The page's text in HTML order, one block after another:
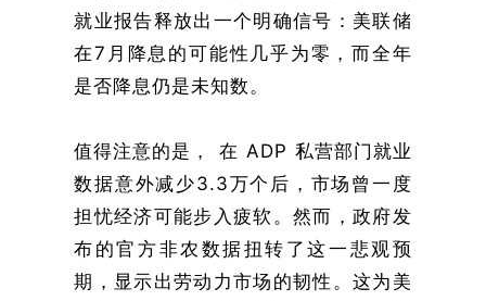
就业报告释放出一个明确信号：美联储
在7月降息的可能性几乎为零，而全年
是否降息仍是未知数。
值得注意的是， 在 ADP 私营部门就业
数据意外减少3.3万个后，市场曾一度
担忧经济可能步入疲软。然而，政府发
布的官方非农数据扭转了这一悲观预
期，显示出劳动力市场的韧性。这为美